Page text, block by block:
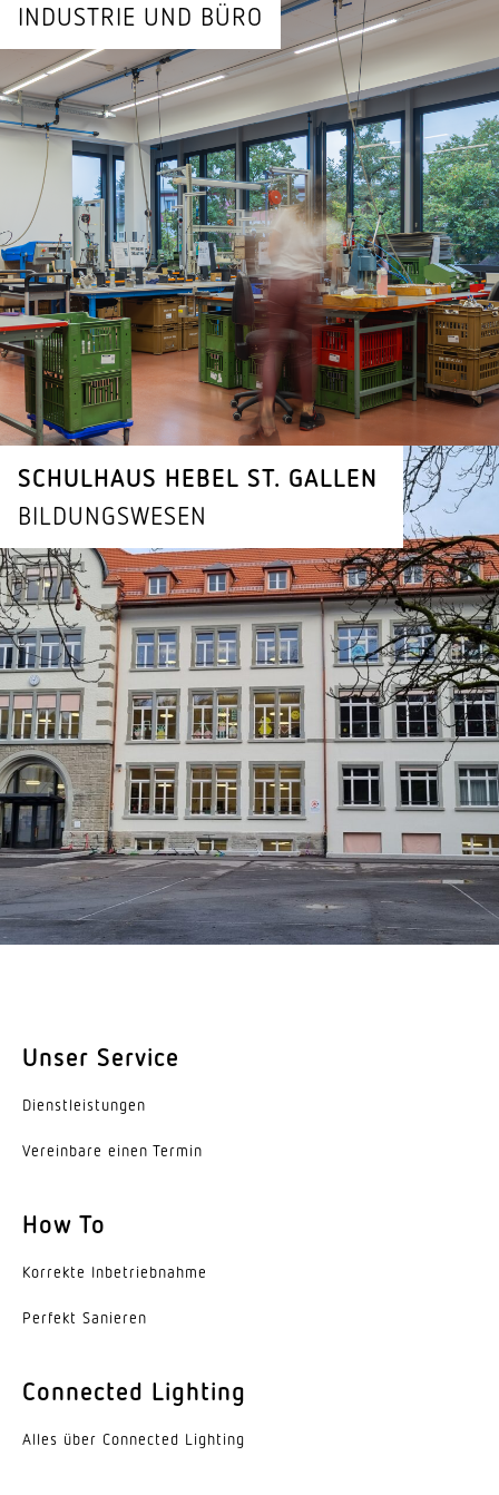
INDUSTRIE UND BÜRO
SCHULHAUS HEBEL ST. GALLEN
BILDUNGS­WESEN
Unser Service
Dienst­leis­tungen
Vereinbare einen Termin
How To
Korrekte Inbe­trieb­nahme
Perfekt Sanieren
Connected Lighting
Alles über Connected Lighting